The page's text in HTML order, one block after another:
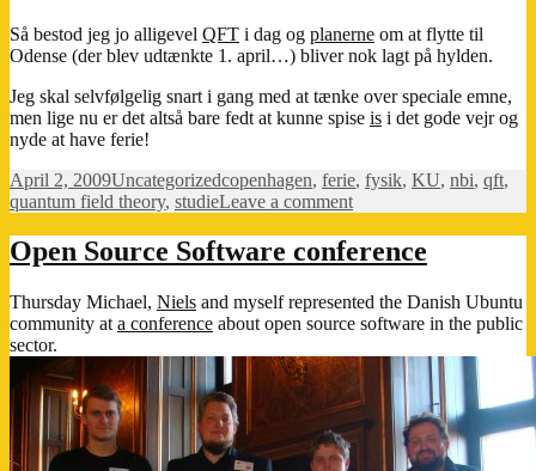
denne
gang…
Så bestod jeg jo alligevel QFT i dag og planerne om at flytte til
Odense (der blev udtænkte 1. april…) bliver nok lagt på hylden.
Jeg skal selvfølgelig snart i gang med at tænke over speciale emne,
men lige nu er det altså bare fedt at kunne spise is i det gode vejr og
nyde at have ferie!
Posted
on
April 2, 2009Categories
UncategorizedTags
copenhagen, ferie, fysik, KU, nbi, qft,
quantum field theory, studieLeave a commenton
Open Source Software conference
Thursday Michael, Niels and myself represented the Danish Ubuntu
community at a conference about open source software in the public
sector.